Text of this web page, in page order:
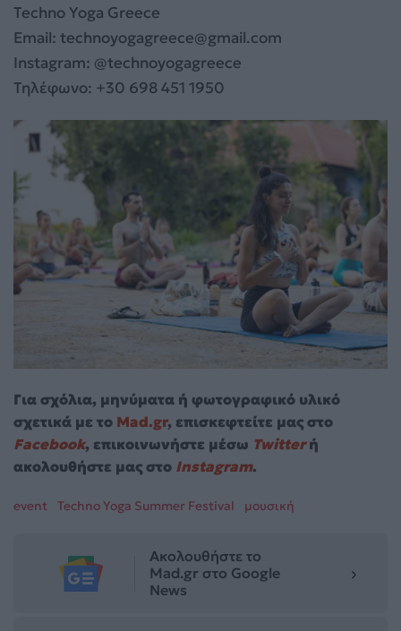
Techno Yoga Greece
Email: technoyogagreece@gmail.com
Instagram: @technoyogagreece
Τηλέφωνο: +30 698 451 1950
Για σχόλια, μηνύματα ή φωτογραφικό υλικό
σχετικά με το Mad.gr, επισκεφτείτε μας στο
Facebook, επικοινωνήστε μέσω Twitterή
ακολουθήστε μας στο Instagram.
event Techno Yoga Summer Festival μουσική
Ακολουθήστε το
Mad.gr στο Google
News